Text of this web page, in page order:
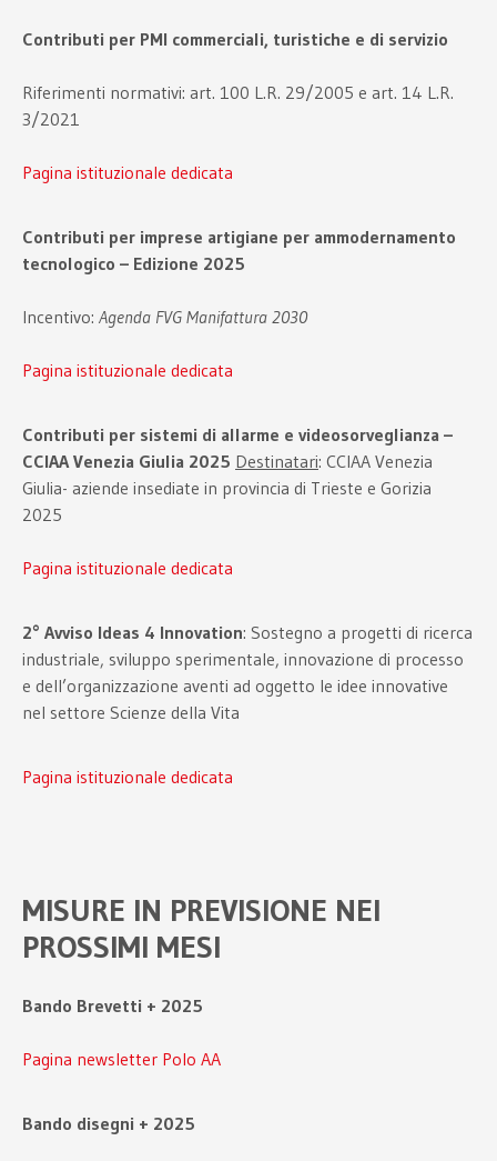
Contributi per PMI commerciali, turistiche e di servizio
Riferimenti normativi: art. 100 L.R. 29/2005 e art. 14 L.R.
3/2021
Pagina istituzionale dedicata
Contributi per imprese artigiane per ammodernamento
tecnologico – Edizione 2025
Incentivo: Agenda FVG Manifattura 2030
Pagina istituzionale dedicata
Contributi per sistemi di allarme e videosorveglianza –
CCIAA Venezia Giulia 2025 Destinatari: CCIAA Venezia
Giulia- aziende insediate in provincia di Trieste e Gorizia
2025
Pagina istituzionale dedicata
2° Avviso Ideas 4 Innovation: Sostegno a progetti di ricerca
industriale, sviluppo sperimentale, innovazione di processo
e dell’organizzazione aventi ad oggetto le idee innovative
nel settore Scienze della Vita
Pagina istituzionale dedicata
MISURE IN PREVISIONE NEI
PROSSIMI MESI
Bando Brevetti + 2025
Pagina newsletter Polo AA
Bando disegni + 2025